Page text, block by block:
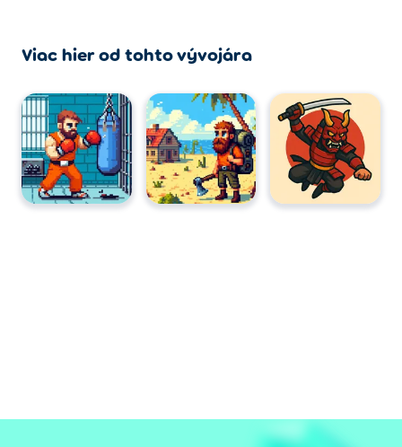
Viac hier od tohto vývojára